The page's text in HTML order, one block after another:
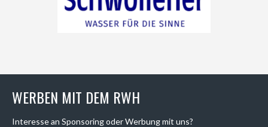
WERBEN MIT DEM RWH
Interesse an Sponsoring oder Werbung mit uns?